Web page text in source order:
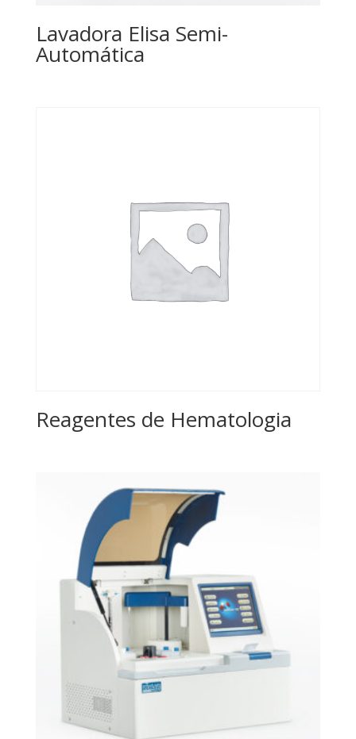
Lavadora Elisa Semi-
Automática
Reagentes de Hematologia